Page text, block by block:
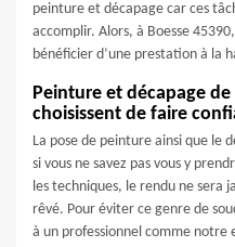
peinture et décapage car ces
accomplir. Alors, à Boesse
bénéficier d’une prestation à la
Peinture et décapage
choisissent de faire
La pose de peinture ainsi que le
si vous ne savez pas vous y
les techniques, le rendu ne sera
rêvé. Pour éviter ce genre de
à un professionnel comme notre